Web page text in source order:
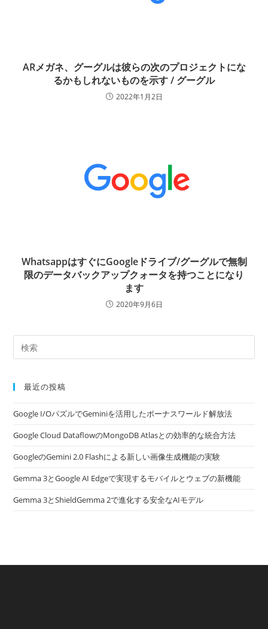
ARメガネ、グーグルは彼らの次のプロジェクトにな
るかもしれないものを示す / グーグル
2022年1月2日
WhatsappはすぐにGoogleドライブ/グーグルで無制
限のデータバックアップクォータを持つことになり
ます
2020年9月6日
最近の投稿
Google I/OパズルでGeminiを活用したボーナスワールド解放法
Google Cloud DataflowのMongoDB Atlasとの効率的な統合方法
GoogleのGemini 2.0 Flashによる新しい画像生成機能の実験
Gemma 3とGoogle AI Edgeで実現するモバイルとウェブの新機能
Gemma 3とShieldGemma 2で進化する安全なAIモデル